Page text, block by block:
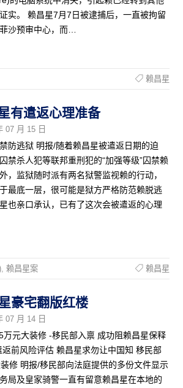
实。 赖昌星7月7日被逮捕后，一直被拘留
沙预审中心，而…
赖昌星
有遣返心理准备
07 月 15 日
防逃狱 明报/随着赖昌星被遣返日期的迫
禁杀人犯等联邦重刑犯的“加强等级”囚禁赖
，监狱随时派有两名狱警监视赖的行动，
最底一层，很可能是狱方严格防范赖脱逃
也亲口承认，已有了这次会被遣返的心理
,赖昌星案 赖昌星
豪宅翻版红楼
07 月 14 日
万元大装修 -移民部入禀 成功阻赖昌星保释
前风险评估 赖昌星求勿让中国知 移民部
修 明报/移民部向法庭提供的多份文件显示
局及皇家骑警一直有留意赖昌星在本地的